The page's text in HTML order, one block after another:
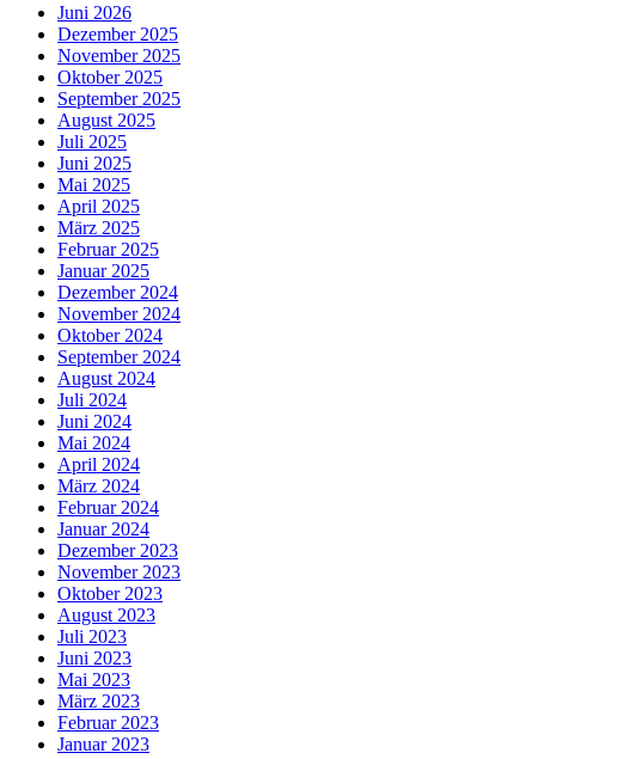
Juni 2026
Dezember 2025
November 2025
Oktober 2025
September 2025
August 2025
Juli 2025
Juni 2025
Mai 2025
April 2025
März 2025
Februar 2025
Januar 2025
Dezember 2024
November 2024
Oktober 2024
September 2024
August 2024
Juli 2024
Juni 2024
Mai 2024
April 2024
März 2024
Februar 2024
Januar 2024
Dezember 2023
November 2023
Oktober 2023
August 2023
Juli 2023
Juni 2023
Mai 2023
März 2023
Februar 2023
Januar 2023